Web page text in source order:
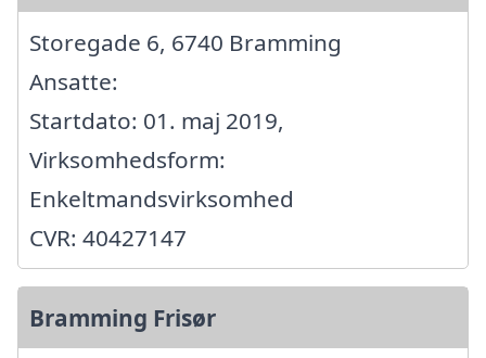
Storegade 6, 6740 Bramming
Ansatte:
Startdato: 01. maj 2019,
Virksomhedsform:
Enkeltmandsvirksomhed
CVR: 40427147
Bramming Frisør